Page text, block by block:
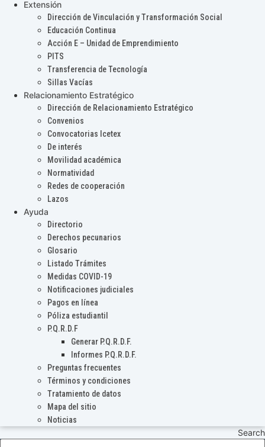
Extensión
Dirección de Vinculación y Transformación Social
Educación Continua
Acción E – Unidad de Emprendimiento
PITS
Transferencia de Tecnología
Sillas Vacías
Relacionamiento Estratégico
Dirección de Relacionamiento Estratégico
Convenios
Convocatorias Icetex
De interés
Movilidad académica
Normatividad
Redes de cooperación
Lazos
Ayuda
Directorio
Derechos pecunarios
Glosario
Listado Trámites
Medidas COVID-19
Notificaciones judiciales
Pagos en línea
Póliza estudiantil
P.Q.R.D.F
Generar P.Q.R.D.F.
Informes P.Q.R.D.F.
Preguntas frecuentes
Términos y condiciones
Tratamiento de datos
Mapa del sitio
Noticias
Search